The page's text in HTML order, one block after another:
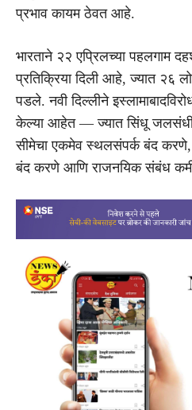
प्रभाव कायम ठेवत आहे.
भारताने २२ एप्रिलच्या पहलगाम
प्रतिक्रिया दिली आहे, ज्यात २६
पडले. नवी दिल्लीने
केल्या आहेत — ज्यात सिंधू
सीमेचा एकमेव स्थलसंपर्क बंद करणे,
बंद करणे आणि राजनयिक संबंध